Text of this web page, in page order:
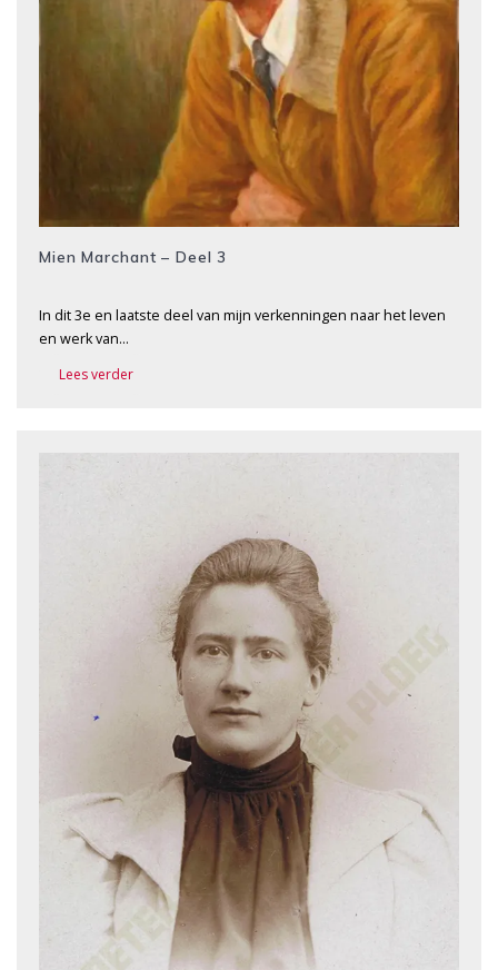
Mien Marchant – Deel 3
In dit 3e en laatste deel van mijn verkenningen naar het leven
en werk van…
Lees verder